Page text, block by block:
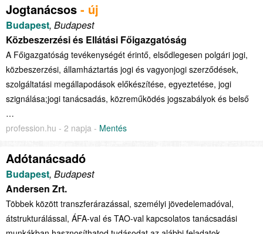
Jogtanácsos - új
Budapest, Budapest
Közbeszerzési és Ellátási Főigazgatóság
A Főigazgatóság tevékenységét érintő, elsődlegesen polgári jogi,
közbeszerzési, államháztartás jogi és vagyonjogi szerződések,
szolgáltatási megállapodások előkészítése, egyeztetése, jogi
szignálása;jogi tanácsadás, közreműködés jogszabályok és belső
…
profession.hu - 2 napja - Mentés
Adótanácsadó
Budapest, Budapest
Andersen Zrt.
Többek között transzferárazással, személyi jövedelemadóval,
átstrukturálással, ÁFA-val és TAO-val kapcsolatos tanácsadási